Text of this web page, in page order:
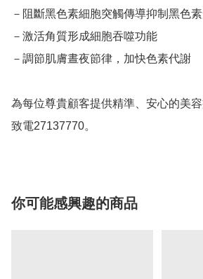
－阻斷黑色素細胞突觸傳導抑制黑色
－激活角質形成細胞吞噬功能
－調節肌膚晝夜節律，加快色素代謝
為每位尊貴顧客提供精準、安心的美
致電27137770。
你可能感興趣的商品